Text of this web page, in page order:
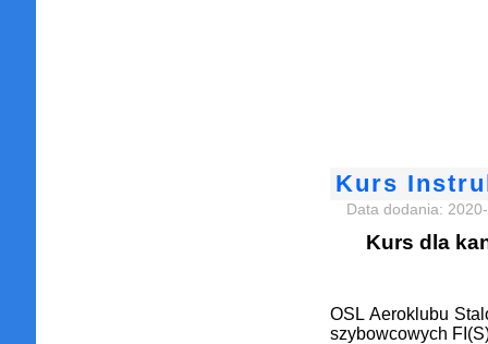
Kurs
Data dodania:
Kurs dla
OSL Aeroklubu
szybowcowych